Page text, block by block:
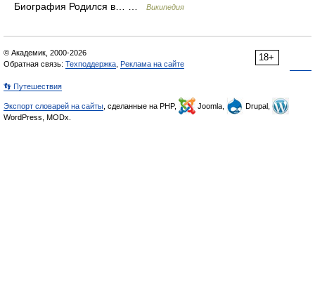
Биография Родился в… …
Википедия
18+
© Академик, 2000-2026
Обратная связь: Техподдержка Реклама на сайте
👣 Путешествия
Экспорт словарей на сайты , сделанные на PHP, Joomla,
Drupal,
WordPress, MODx.